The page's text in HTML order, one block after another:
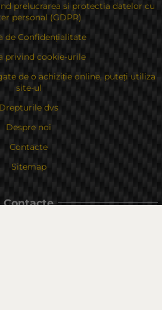
prelucrarea si protectia datelor cu
personal (GDPR)
de Confidențialitate
privind cookie-urile
de o achiziție online, puteți utiliza
site-ul
Drepturile dvs
Despre noi
Contacte
Sitemap
Contacte